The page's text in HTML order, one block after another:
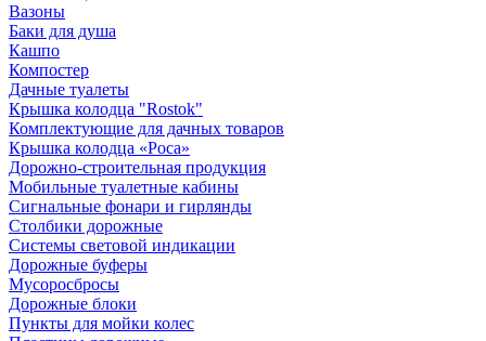
Вазоны
Баки для душа
Кашпо
Компостер
Дачные туалеты
Крышка колодца "Rostok"
Комплектующие для дачных товаров
Крышка колодца «Роса»
Дорожно-строительная продукция
Мобильные туалетные кабины
Сигнальные фонари и гирлянды
Столбики дорожные
Системы световой индикации
Дорожные буферы
Мусоросбросы
Дорожные блоки
Пункты для мойки колес